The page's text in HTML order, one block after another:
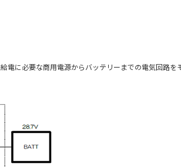
電に必要な商用電源からバッテリーまでの電気回路を